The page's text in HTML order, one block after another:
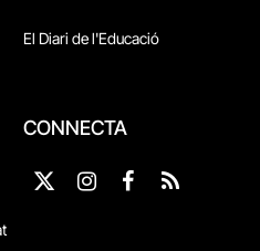
El Diari de l'Educació
CONNECTA
X
Instagram
Facebook
RSS